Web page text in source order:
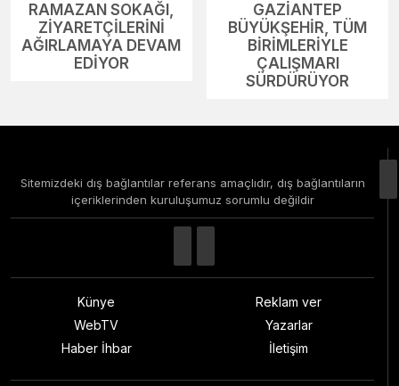
RAMAZAN SOKAĞI,
ZİYARETÇİLERİNİ
AĞIRLAMAYA DEVAM
EDİYOR
GAZİANTEP
BÜYÜKŞEHİR, TÜM
BİRİMLERİYLE
ÇALIŞMARI
SÜRDÜRÜYOR
Sitemizdeki dış bağlantılar referans amaçlıdır, dış bağlantıların
içeriklerinden kuruluşumuz sorumlu değildir
Künye
WebTV
Haber İhbar
Reklam ver
Yazarlar
İletişim